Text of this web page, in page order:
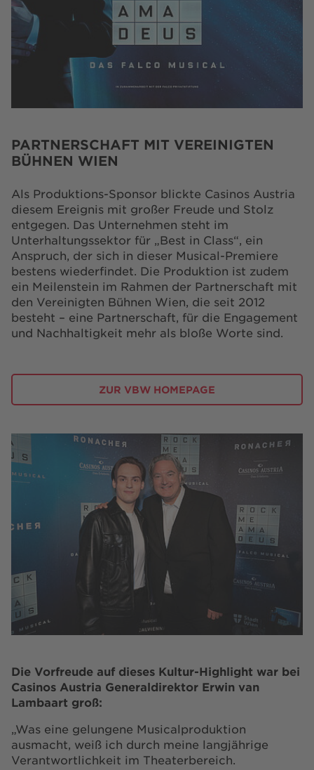
PARTNERSCHAFT MIT VEREINIGTEN
BÜHNEN WIEN
Als Produktions-Sponsor blickte Casinos Austria
diesem Ereignis mit großer Freude und Stolz
entgegen. Das Unternehmen steht im
Unterhaltungssektor für „Best in Class“, ein
Anspruch, der sich in dieser Musical-Premiere
bestens wiederfindet. Die Produktion ist zudem
ein Meilenstein im Rahmen der Partnerschaft mit
den Vereinigten Bühnen Wien, die seit 2012
besteht – eine Partnerschaft, für die Engagement
und Nachhaltigkeit mehr als bloße Worte sind.
ZUR VBW HOMEPAGE
Die Vorfreude auf dieses Kultur-Highlight war bei
Casinos Austria Generaldirektor Erwin van
Lambaart groß:
„Was eine gelungene Musicalproduktion
ausmacht, weiß ich durch meine langjährige
Verantwortlichkeit im Theaterbereich.